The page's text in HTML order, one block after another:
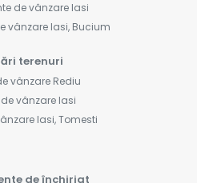
de vânzare Iasi
vânzare Iasi, Bucium
terenuri
vânzare Rediu
vânzare Iasi
Iasi, Tomesti
de închiriat